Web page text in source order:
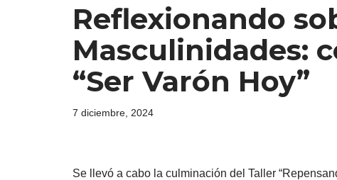
Reflexionando
Masculinidades:
“Ser Varón Hoy”
7 diciembre, 2024
Se llevó a cabo la culminación del Taller